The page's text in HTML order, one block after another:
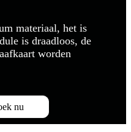
materiaal, het is
is draadloos, de
worden
nu